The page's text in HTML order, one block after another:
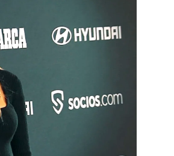
él no sabía lo que
un shock cuando
asegurado. Ahora
y disfrutar de